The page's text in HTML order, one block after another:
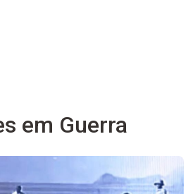
em Guerra